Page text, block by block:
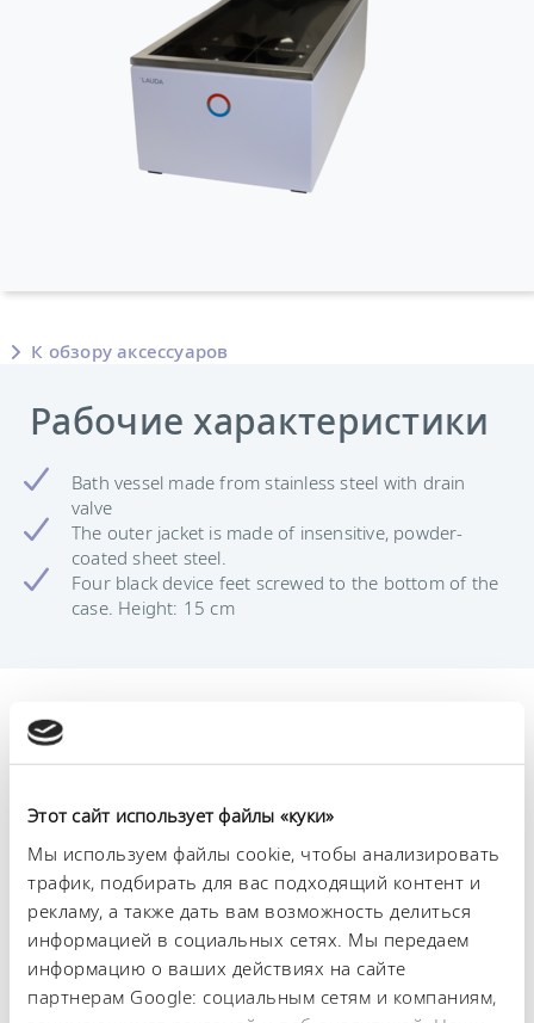
Этот сайт использует файлы «куки»
Мы используем файлы cookie, чтобы анализировать
трафик, подбирать для вас подходящий контент и
рекламу, а также дать вам возможность делиться
информацией в социальных сетях. Мы передаем
информацию о ваших действиях на сайте
партнерам Google: социальным сетям и компаниям,
К обзору аксессуаров
Рабочие характеристики
Bath vessel made from stainless steel with drain
valve
The outer jacket is made of insensitive, powder-
coated sheet steel.
Four black device feet screwed to the bottom of the
case. Height: 15 cm
Технические
характеристики (согл.
DIN 12876)
Размеры (Ш × Г × В)
350 x 803 x 250 mm
Полезная площадь Ширина
300 mm